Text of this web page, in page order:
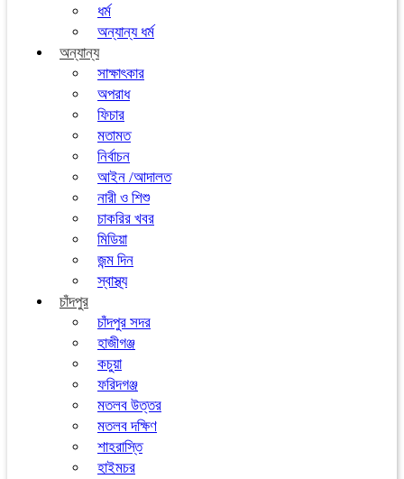
ধর্ম
অন্যান্য ধর্ম
অন্যান্য
সাক্ষাৎকার
অপরাধ
ফিচার
মতামত
নির্বাচন
আইন /আদালত
নারী ও শিশু
চাকরির খবর
মিডিয়া
জন্ম দিন
স্বাস্থ্য
চাঁদপুর
চাঁদপুর সদর
হাজীগঞ্জ
কচুয়া
ফরিদগঞ্জ
মতলব উত্তর
মতলব দক্ষিণ
শাহরাস্তি
হাইমচর